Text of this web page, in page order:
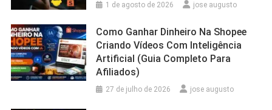
1 de agosto de 2026 jose augusto
Como Ganhar Dinheiro Na Shopee
Criando Vídeos Com Inteligência
Artificial (Guia Completo Para
Afiliados)
27 de julho de 2026 jose augusto